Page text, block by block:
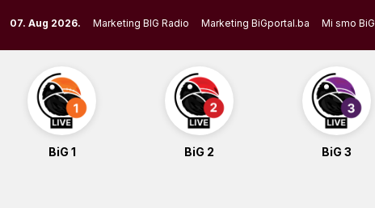
to
content
07. Aug 2026. Marketing BIG Radio Marketing BiGportal.ba Mi smo BiG
BiG 1 BiG 2 BiG 3